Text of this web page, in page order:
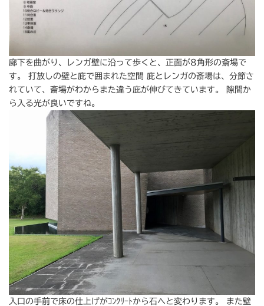
廊下を曲がり、レンガ壁に沿って歩くと、正面が8角形の斎場で
す。 打放しの壁と庇で囲まれた空間 庇とレンガの斎場は、分節さ
れていて、斎場がわからまた違う庇が伸びてきています。 隙間か
ら入る光が良いですね。
入口の手前で床の仕上げがｺﾝｸﾘｰﾄから石へと変わります。 また壁